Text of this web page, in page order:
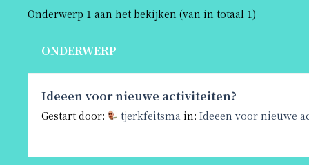
Onderwerp 1 aan het bekijken (van in totaal 1)
ONDERWERP
Ideeen voor nieuwe activiteiten?
Gestart door: tjerkfeitsma in: Ideeen voor nieuwe